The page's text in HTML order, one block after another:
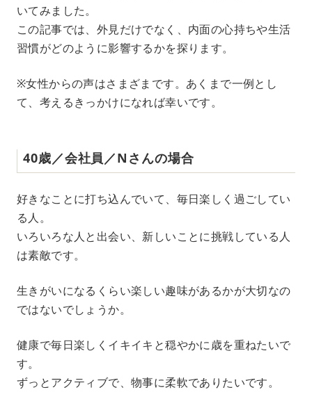
いてみました。
この記事では、外見だけでなく、内面の心持ちや生活
習慣がどのように影響するかを探ります。
※女性からの声はさまざまです。あくまで一例とし
て、考えるきっかけになれば幸いです。
40歳／会社員／Nさんの場合
好きなことに打ち込んでいて、毎日楽しく過ごしてい
る人。
いろいろな人と出会い、新しいことに挑戦している人
は素敵です。
生きがいになるくらい楽しい趣味があるかが大切なの
ではないでしょうか。
健康で毎日楽しくイキイキと穏やかに歳を重ねたいで
す。
ずっとアクティブで、物事に柔軟でありたいです。